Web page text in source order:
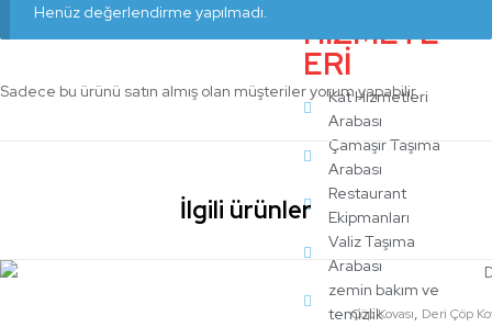
HİZMETL
ERİ
Kat Hizmetleri
Arabası
Çamaşır Taşıma
Arabası
Restaurant
Ekipmanları
Valiz Taşıma
Arabası
zemin bakım ve
temizlik
Henüz değerlendirme yapılmadı.
Sadece bu ürünü satın almış olan müşteriler yorum yapabilir.
İlgili ürünler
Çöp Kovası, Deri Çöp